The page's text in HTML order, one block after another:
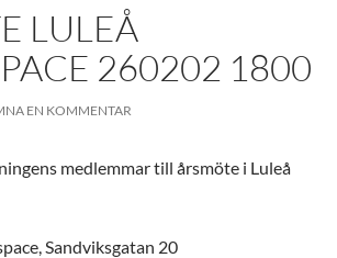
LULEÅ
260202 1800
EN KOMMENTAR
medlemmar till årsmöte i Luleå
Sandviksgatan 20